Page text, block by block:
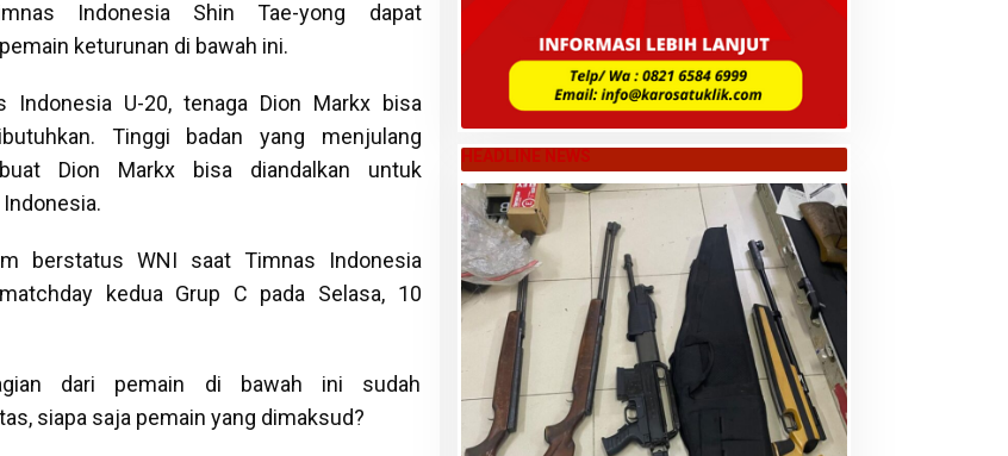
Indonesia Shin Tae-yong dapat
keturunan di bawah ini.
Indonesia U-20, tenaga Dion Markx bisa
Tinggi badan yang menjulang
Dion Markx bisa diandalkan untuk
berstatus WNI saat Timnas Indonesia
kedua Grup C pada Selasa, 10
dari pemain di bawah ini sudah
siapa saja pemain yang dimaksud?
HEADLINE NEWS